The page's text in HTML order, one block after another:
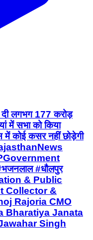
दी लगभग 177 करोड़
में सभा को किया
में कोई कसर नहीं छोड़ेगी
#धौलपुर
& Public
Collector &
Rajoria CMO
Bharatiya Janata
Singh